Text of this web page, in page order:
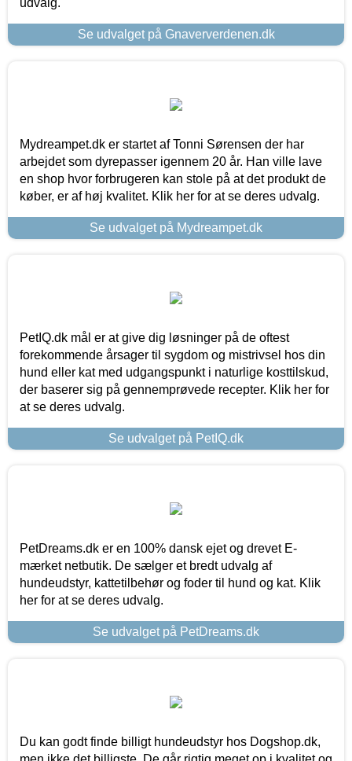
udvalg.
Se udvalget på Gnaververdenen.dk
Mydreampet.dk er startet af Tonni Sørensen der har
arbejdet som dyrepasser igennem 20 år. Han ville lave
en shop hvor forbrugeren kan stole på at det produkt de
køber, er af høj kvalitet. Klik her for at se deres udvalg.
Se udvalget på Mydreampet.dk
PetIQ.dk mål er at give dig løsninger på de oftest
forekommende årsager til sygdom og mistrivsel hos din
hund eller kat med udgangspunkt i naturlige kosttilskud,
der baserer sig på gennemprøvede recepter. Klik her for
at se deres udvalg.
Se udvalget på PetIQ.dk
PetDreams.dk er en 100% dansk ejet og drevet E-
mærket netbutik. De sælger et bredt udvalg af
hundeudstyr, kattetilbehør og foder til hund og kat. Klik
her for at se deres udvalg.
Se udvalget på PetDreams.dk
Du kan godt finde billigt hundeudstyr hos Dogshop.dk,